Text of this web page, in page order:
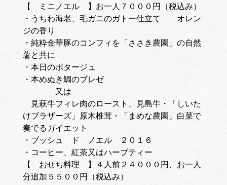
【 ミニノエル 】お一人７０００円（税込み）
・うちわ海老、毛ガニのガトー仕立て オレン
ジの香り
・純粋金華豚のコンフィを「ささき農園」の自然
薯と共に
・本日のポタージュ
・本めぬき鯛のブレゼ
又は
見萩牛フィレ肉のロースト、見島牛・「しいた
けブラザーズ」原木椎茸・「まめな農園」白菜で
奏でるガイエット
・ブッシュ ド ノエル ２０１６
・コーヒー、紅茶又はハーブティー
【 おせち料理 】４人前２４０００円、お一人
分追加５５００円（税込み）